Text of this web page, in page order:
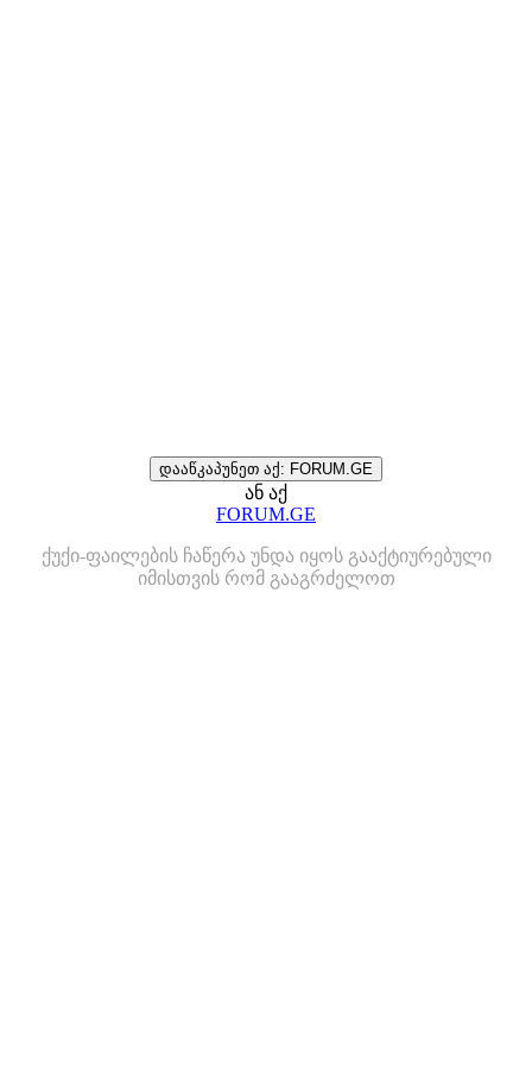
დააწკაპუნეთ აქ: FORUM.GE
ან აქ
FORUM.GE
ქუქი-ფაილების ჩაწერა უნდა იყოს გააქტიურებული
იმისთვის რომ გააგრძელოთ